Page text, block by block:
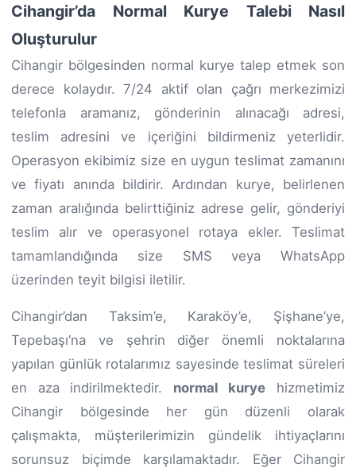
Cihangir’da Normal Kurye Talebi Nasıl
Oluşturulur
Cihangir bölgesinden normal kurye talep etmek son
derece kolaydır. 7/24 aktif olan çağrı merkezimizi
telefonla aramanız, gönderinin alınacağı adresi,
teslim adresini ve içeriğini bildirmeniz yeterlidir.
Operasyon ekibimiz size en uygun teslimat zamanını
ve fiyatı anında bildirir. Ardından kurye, belirlenen
zaman aralığında belirttiğiniz adrese gelir, gönderiyi
teslim alır ve operasyonel rotaya ekler. Teslimat
tamamlandığında size SMS veya WhatsApp
üzerinden teyit bilgisi iletilir.
Cihangir’dan Taksim’e, Karaköy’e, Şişhane’ye,
Tepebaşı’na ve şehrin diğer önemli noktalarına
yapılan günlük rotalarımız sayesinde teslimat süreleri
en aza indirilmektedir. normal kurye hizmetimiz
Cihangir bölgesinde her gün düzenli olarak
çalışmakta, müşterilerimizin gündelik ihtiyaçlarını
sorunsuz biçimde karşılamaktadır. Eğer Cihangir